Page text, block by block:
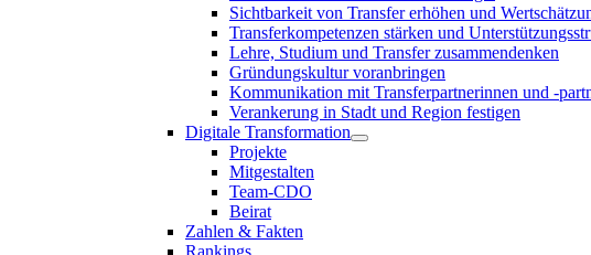
Sichtbarkeit von Transfer erhöhen und
Transferkompetenzen stärken und
Lehre, Studium und Transfer zusammendenken
Gründungskultur voranbringen
Kommunikation mit Transferpartnerinnen und -
Verankerung in Stadt und Region festigen
Digitale Transformation
Projekte
Mitgestalten
Team-CDO
Beirat
Zahlen & Fakten
Rankings